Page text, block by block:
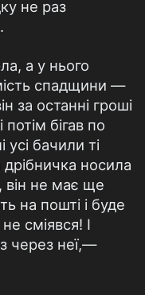
не раз
а у нього
спадщини —
за останні гроші
потім бігав по
бачили ті
носила
він не має ще
на пошті і буде
сміявся! І
через неї,—